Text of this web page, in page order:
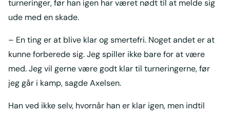
turneringer, før han igen har været nødt til at melde sig
ude med en skade.
– En ting er at blive klar og smertefri. Noget andet er at
kunne forberede sig. Jeg spiller ikke bare for at være
med. Jeg vil gerne være godt klar til turneringerne, før
jeg går i kamp, sagde Axelsen.
Han ved ikke selv, hvornår han er klar igen, men indtil